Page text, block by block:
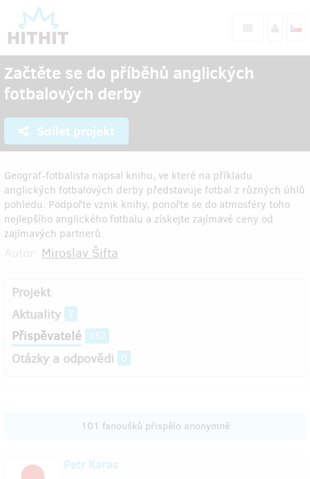
Začtěte se do příběhů anglických
fotbalových derby
Sdílet projekt
Geograf-fotbalista napsal knihu, ve které na příkladu
anglických fotbalových derby představuje fotbal z různých úhlů
pohledu. Podpořte vznik knihy, ponořte se do atmosféry toho
nejlepšího anglického fotbalu a získejte zajímavé ceny od
zajímavých partnerů.
Miroslav Šifta
Projekt
Aktuality 7
Přispěvatelé 152
Otázky a odpovědi 0
101 fanoušků přispělo anonymně
Petr Karas